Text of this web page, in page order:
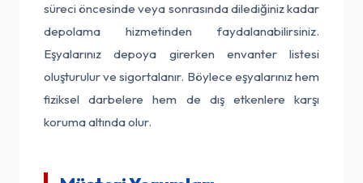
süreci öncesinde veya sonrasında dilediğiniz kadar
depolama hizmetinden faydalanabilirsiniz.
Eşyalarınız depoya girerken envanter listesi
oluşturulur ve sigortalanır. Böylece eşyalarınız hem
fiziksel darbelere hem de dış etkenlere karşı
koruma altında olur.